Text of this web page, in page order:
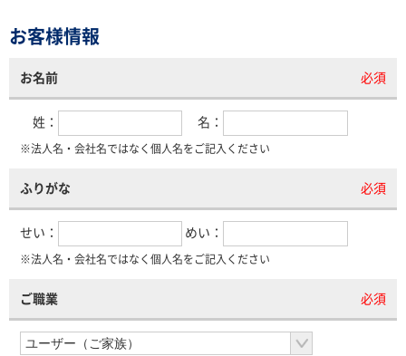
お客様情報
お名前 必須
姓： 名：
※法人名・会社名ではなく個人名をご記入ください
ふりがな 必須
せい： めい：
※法人名・会社名ではなく個人名をご記入ください
ご職業 必須